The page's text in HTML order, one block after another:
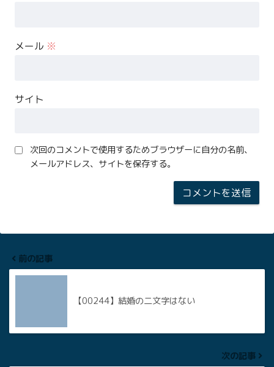
メール ※
サイト
次回のコメントで使用するためブラウザーに自分の名前、
メールアドレス、サイトを保存する。
前の記事
【00244】結婚の二文字はない
次の記事